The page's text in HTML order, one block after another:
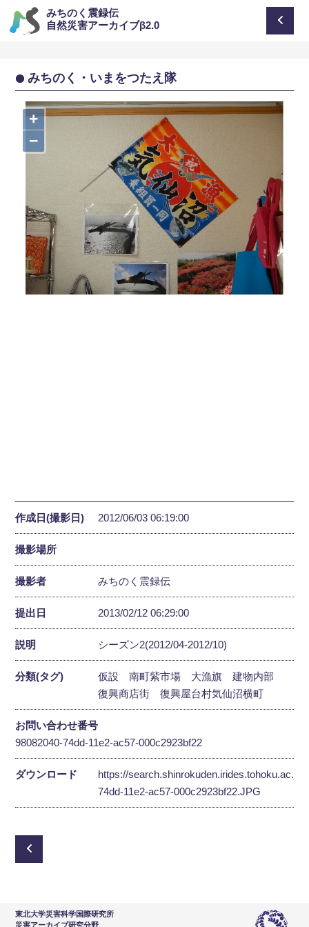
みちのく震録伝
自然災害アーカイブβ2.0
みちのく・いまをつたえ隊
+
−
作成日(撮影日) 2012/06/03 06:19:00
撮影場所
撮影者 みちのく震録伝
提出日 2013/02/12 06:29:00
説明 シーズン2(2012/04-2012/10)
分類(タグ) 仮設 南町紫市場 大漁旗
建物内部
復興商店街
復興屋台村気仙沼横町
お問い合わせ番号
98082040-74dd-11e2-ac57-000c2923bf22
ダウンロード
https://
74dd-11e2-ac57-000c2923bf22.JPG
東北大学災害科学国際研究所
災害アーカイブ研究分野